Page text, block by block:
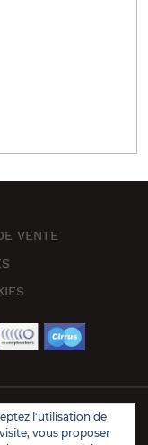
VENTE
Rights Reserved.
l'utilisation de
vous proposer